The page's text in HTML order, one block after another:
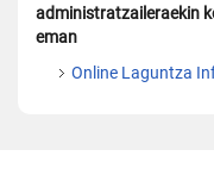
administratzaileraekin
eman
Online Laguntza